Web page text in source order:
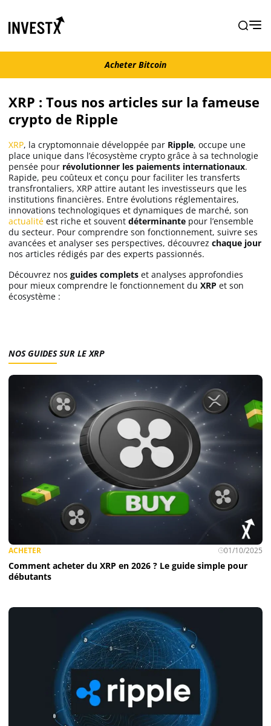
Acheter Bitcoin
Actualités
Actualité Bitcoin
Actualité Ethereum
Actualité Altcoins
Actualité NFT
Actualité Exchange
Guides
Acheter Bitcoin
Acheter Ethereum
Prédictions
Cryptomonnaies
Bitcoin (BTC)
Solana (SOL)
Ripple (XRP)
Dogecoin (DOGE)
Binance Coin (BNB)
Acheter Bitcoin
XRP : Tous nos articles sur la fameuse
crypto de Ripple
XRP, la cryptomonnaie développée par Ripple, occupe une
place unique dans l’écosystème crypto grâce à sa technologie
pensée pour révolutionner les paiements internationaux.
Rapide, peu coûteux et conçu pour faciliter les transferts
transfrontaliers, XRP attire autant les investisseurs que les
institutions financières. Entre évolutions réglementaires,
innovations technologiques et dynamiques de marché, son
actualité est riche et souvent déterminante pour l’ensemble
du secteur. Pour comprendre son fonctionnement, suivre ses
avancées et analyser ses perspectives, découvrez chaque jour
nos articles rédigés par des experts passionnés.
Découvrez nos guides complets et analyses approfondies
pour mieux comprendre le fonctionnement du XRP et son
écosystème :
NOS GUIDES SUR LE XRP
ACHETER 01/10/2025
Comment acheter du XRP en 2026 ? Le guide simple pour
débutants